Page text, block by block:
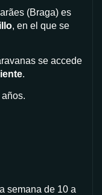
(Braga) es
, en el que se
se accede
.
semana de 10 a